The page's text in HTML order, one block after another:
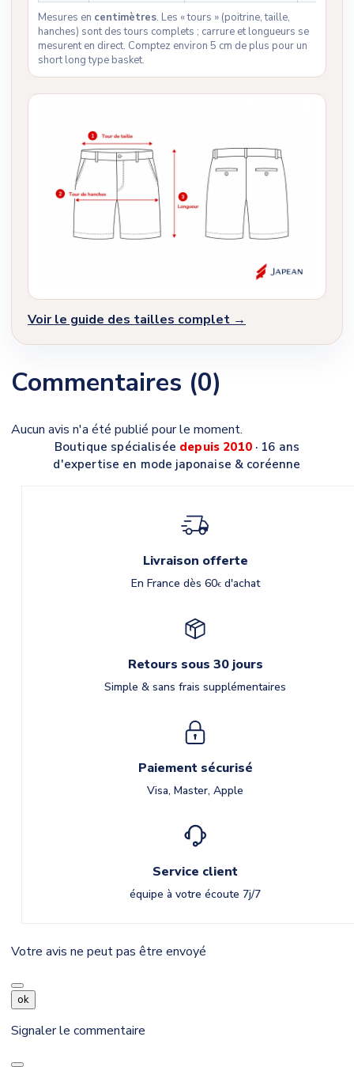
Mesures en centimètres. Les « tours » (poitrine, taille,
hanches) sont des tours complets ; carrure et longueurs se
mesurent en direct. Comptez environ 5 cm de plus pour un
short long type basket.
Voir le guide des tailles complet →
Commentaires (0)
Aucun avis n'a été publié pour le moment.
Boutique spécialisée depuis 2010· 16 ans
d'expertise en mode japonaise & coréenne
Livraison offerte
En France dès 60€d'achat
Retours sous 30 jours
Simple & sans frais supplémentaires
Paiement sécurisé
Visa, Master, Apple
Service client
équipe à votre écoute 7j/7
Votre avis ne peut pas être envoyé
ok
Signaler le commentaire